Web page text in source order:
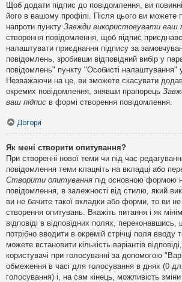
Щоб додати підпис до повідомлення, ви
його в вашому профілі. Після цього ви можете
напроти пункту Завжди використовувати ваш
створення повідомлення, щоб підпис
налаштувати приєднання підпису за
повідомлень, зробивши відповідний вибір у
повідомлень" пункту "Особисті налаштування"
Незважаючи на це, ви зможете скасувати
окремих повідомлення, знявши прапорець
ваш підпис в формі створення повідомлення.
Догори
Як мені створити опитування?
При створенні нової теми чи під час
повідомлення теми клацніть на вкладці або
Створити опитування під основною формою
повідомлення, в залежності від стилю, який
ви не бачите такої вкладки або форми, то ви
створення опитувань. Вкажіть питання і як
відповіді в відповідних полях, переконавшись,
потрібно вводити в окремій стрічці поля вводу
можете встановити кількість варіантів
користувачі при голосуванні за допомогою
обмеження в часі для голосування в днях (0
голосування) і, на сам кінець, можливість